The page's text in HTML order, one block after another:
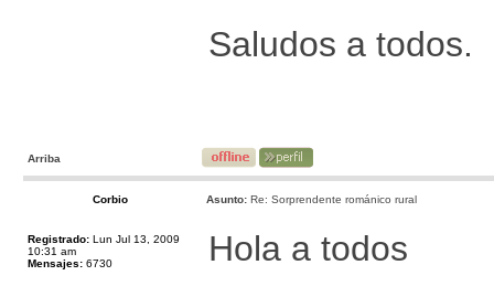
Saludos a todos.
Arriba
Corbio Asunto: Re: Sorprendente románico rural
Registrado: Lun Jul 13, 2009
10:31 am
Mensajes: 6730 Hola a todos